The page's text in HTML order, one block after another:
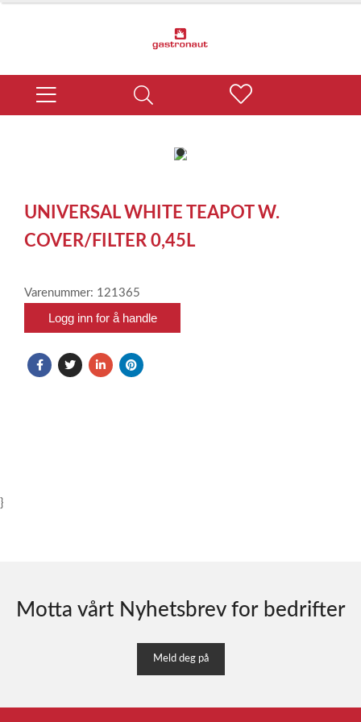
item
of
1
UNIVERSAL WHITE TEAPOT W.
COVER/FILTER 0,45L
Varenummer: 121365
Logg inn for å handle
}
Motta vårt Nyhetsbrev for bedrifter
Meld deg på